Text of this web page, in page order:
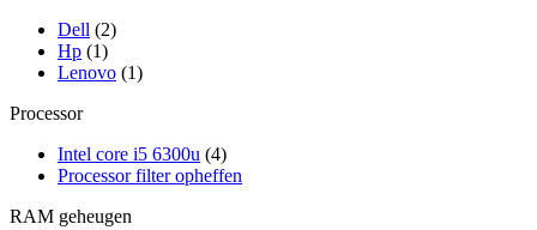
Dell (2)
Hp (1)
Lenovo (1)
Processor
Intel core i5 6300u (4)
Processor filter opheffen
RAM geheugen